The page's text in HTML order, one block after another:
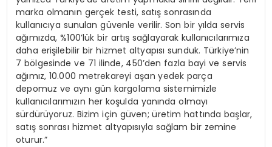
marka olmanın gerçek testi, satış sonrasında
kullanıcıya sunulan güvenle verilir. Son bir yılda servis
ağımızda, %100’lük bir artış sağlayarak kullanıcılarımıza
daha erişilebilir bir hizmet altyapısı sunduk. Türkiye’nin
7 bölgesinde ve 71 ilinde, 450’den fazla bayi ve servis
ağımız, 10.000 metrekareyi aşan yedek parça
depomuz ve aynı gün kargolama sistemimizle
kullanıcılarımızın her koşulda yanında olmayı
sürdürüyoruz. Bizim için güven; üretim hattında başlar,
satış sonrası hizmet altyapısıyla sağlam bir zemine
oturur.”